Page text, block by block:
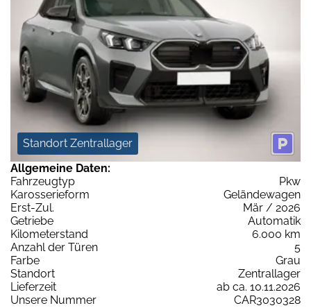
Standort Zentrallager
Allgemeine Daten:
Fahrzeugtyp
Pkw
Karosserieform
Geländewagen
Erst-Zul.
Mär / 2026
Getriebe
Automatik
Kilometerstand
6.000 km
Anzahl der Türen
5
Farbe
Grau
Standort
Zentrallager
Lieferzeit
ab ca. 10.11.2026
Unsere Nummer
CAR3030328